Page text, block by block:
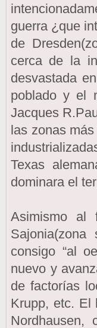
guerra ¿que
de
cerca de la
desvastada
poblado y el
Jacques
las zonas
Texas
dominara el
Asimismo al
consigo “al
nuevo y
de factorías
Krupp, etc. El
Nordhausen,